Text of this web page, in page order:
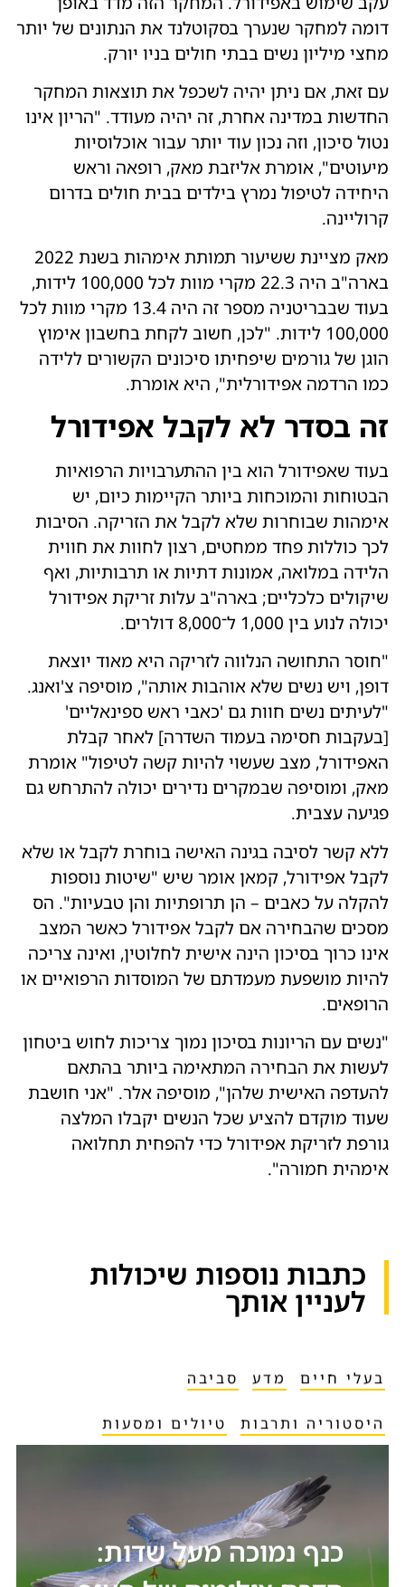
דומה למחקר שנערך בסקוטלנד את הנתונים של יותר
מחצי מיליון נשים בבתי חולים בניו יורק.
עם זאת, אם ניתן יהיה לשכפל את תוצאות המחקר
החדשות במדינה אחרת, זה יהיה מעודד. "הריון אינו
נטול סיכון, וזה נכון עוד יותר עבור אוכלוסיות
מיעוטים", אומרת אליזבת מאק, רופאה וראש
היחידה לטיפול נמרץ בילדים בבית חולים בדרום
קרוליינה.
מאק מציינת ששיעור תמותת אימהות בשנת 2022
בארה"ב היה 22.3 מקרי מוות לכל 100,000 לידות,
בעוד שבבריטניה מספר זה היה 13.4 מקרי מוות לכל
100,000 לידות. "לכן, חשוב לקחת בחשבון אימוץ
הוגן של גורמים שיפחיתו סיכונים הקשורים ללידה
כמו הרדמה אפידורלית", היא אומרת.
זה בסדר לא לקבל אפידורל
בעוד שאפידורל הוא בין ההתערבויות הרפואיות
הבטוחות והמוכחות ביותר הקיימות כיום, יש
אימהות שבוחרות שלא לקבל את הזריקה. הסיבות
לכך כוללות פחד ממחטים, רצון לחוות את חווית
הלידה במלואה, אמונות דתיות או תרבותיות, ואף
שיקולים כלכליים; בארה"ב עלות זריקת אפידורל
יכולה לנוע בין 1,000 ל־8,000 דולרים.
"חוסר התחושה הנלווה לזריקה היא מאוד יוצאת
דופן, ויש נשים שלא אוהבות אותה", מוסיפה צ'ואנג.
"לעיתים נשים חוות גם 'כאבי ראש ספינאליים'
[בעקבות חסימה בעמוד השדרה] לאחר קבלת
האפידורל, מצב שעשוי להיות קשה לטיפול" אומרת
מאק, ומוסיפה שבמקרים נדירים יכולה להתרחש גם
פגיעה עצבית.
ללא קשר לסיבה בגינה האישה בוחרת לקבל או שלא
לקבל אפידורל, קמאן אומר שיש "שיטות נוספות
להקלה על כאבים – הן תרופתיות והן טבעיות". הס
מסכים שהבחירה אם לקבל אפידורל כאשר המצב
אינו כרוך בסיכון הינה אישית לחלוטין, ואינה צריכה
להיות מושפעת מעמדתם של המוסדות הרפואיים או
הרופאים.
"נשים עם הריונות בסיכון נמוך צריכות לחוש ביטחון
לעשות את הבחירה המתאימה ביותר בהתאם
להעדפה האישית שלהן", מוסיפה אלר. "אני חושבת
שעוד מוקדם להציע שכל הנשים יקבלו המלצה
גורפת לזריקת אפידורל כדי להפחית תחלואה
אימהית חמורה".
כתבות נוספות שיכולות
לעניין אותך​
בעלי חיים מדע סביבה
היסטוריה ותרבות טיולים ומסעות
כנף נמוכה מעל שדות: